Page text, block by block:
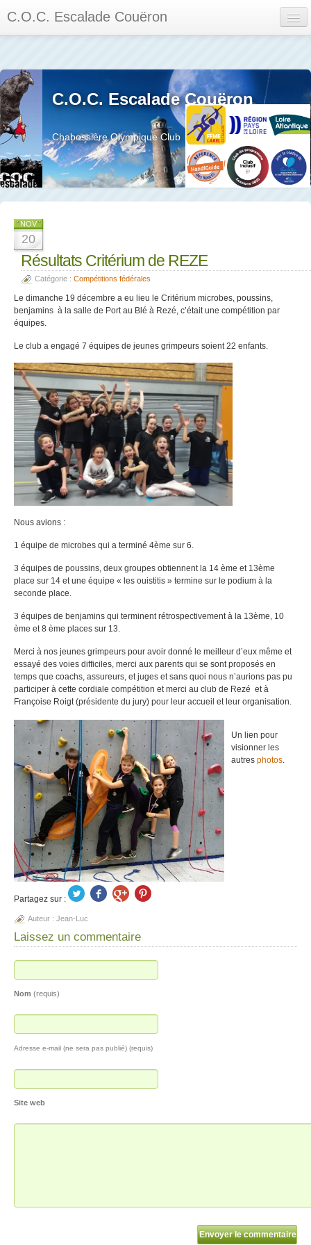
C.O.C. Escalade Couëron
Calendrier des événements et des compétitions
Les membres
Les séances
Privée
La salle et le mur
C.O.C. Escalade Couëron
Chabossière Olympique Club
NOV
20
Résultats Critérium de REZE
Catégorie : Compétitions fédérales
Le dimanche 19 décembre a eu lieu le Critérium microbes, poussins,
benjamins à la salle de Port au Blé à Rezé, c’était une compétition par
équipes.
Le club a engagé 7 équipes de jeunes grimpeurs soient 22 enfants.
Nous avions :
1 équipe de microbes qui a terminé 4ème sur 6.
3 équipes de poussins, deux groupes obtiennent la 14 ème et 13ème
place sur 14 et une équipe « les ouistitis » termine sur le podium à la
seconde place.
3 équipes de benjamins qui terminent rétrospectivement à la 13ème, 10
ème et 8 ème places sur 13.
Merci à nos jeunes grimpeurs pour avoir donné le meilleur d’eux même et
essayé des voies difficiles, merci aux parents qui se sont proposés en
temps que coachs, assureurs, et juges et sans quoi nous n’aurions pas pu
participer à cette cordiale compétition et merci au club de Rezé et à
Françoise Roigt (présidente du jury) pour leur accueil et leur organisation.
Un lien pour
visionner les
autres photos.
Partagez sur :
Auteur : Jean-Luc
Laissez un commentaire
Nom (requis)
Adresse e-mail (ne sera pas publié) (requis)
Site web